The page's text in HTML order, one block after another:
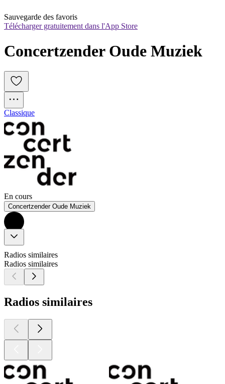
Sauvegarde des favoris
Télécharger gratuitement dans l'App Store
Concertzender Oude Muziek
Classique
En cours
Concertzender Oude Muziek
Radios similaires
Radios similaires
Radios similaires